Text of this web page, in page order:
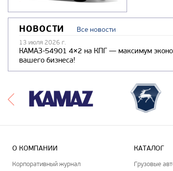
НОВОСТИ Все новости
13 июля 2026 г.
КАМАЗ-54901 4×2 на КПГ — максимум
вашего бизнеса!
О КОМПАНИИ
Корпоративный журнал
КАТАЛОГ
Грузовые